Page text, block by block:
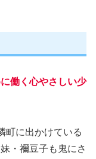
働く心やさしい少
町に出かけている
・禰豆子も鬼にさ